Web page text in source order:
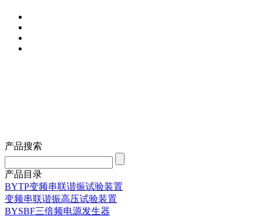
产品搜索
产品目录
BYTP变频串联谐振试验装置
变频串联谐振高压试验装置
BYSBF三倍频电源发生器